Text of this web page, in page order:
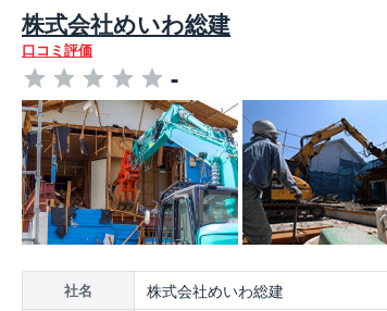
株式会社めいわ総建
口コミ評価
-
社名 株式会社めいわ総建